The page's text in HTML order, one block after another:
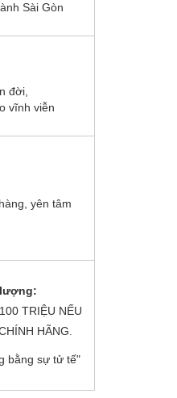
Sài Gòn
đời,
vĩnh viễn
yên tâm
TRIỆU NẾU
HÃNG.
bằng sự tử tế"